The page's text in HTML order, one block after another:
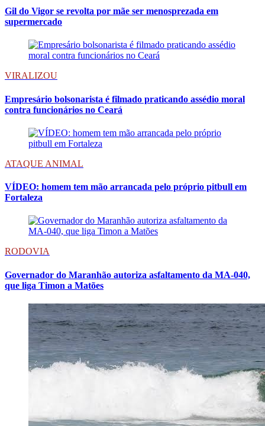
Gil do Vigor se revolta por mãe ser menosprezada em
supermercado
VIRALIZOU
Empresário bolsonarista é filmado praticando assédio moral
contra funcionários no Ceará
ATAQUE ANIMAL
VÍDEO: homem tem mão arrancada pelo próprio pitbull em
Fortaleza
RODOVIA
Governador do Maranhão autoriza asfaltamento da MA-040,
que liga Timon a Matões